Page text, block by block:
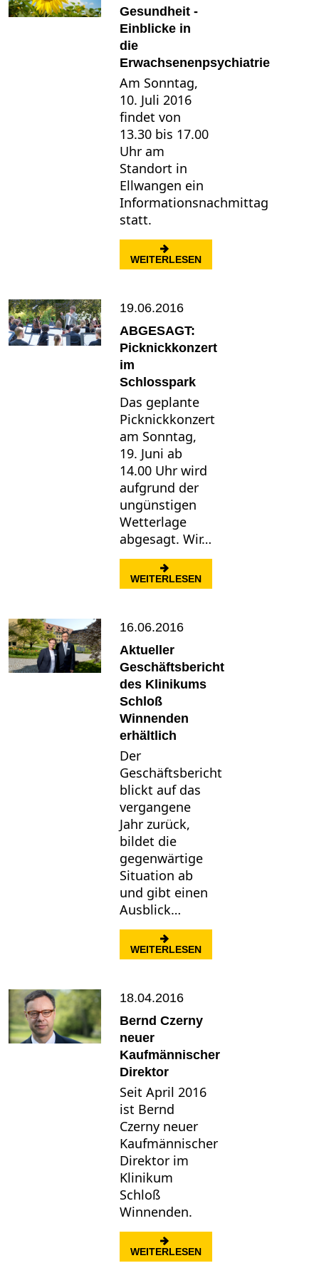
Gesundheit -
Einblicke in
die
Erwachsenenpsychiatrie
Am Sonntag,
10. Juli 2016
findet von
13.30 bis 17.00
Uhr am
Standort in
Ellwangen ein
Informationsnachmittag
statt.
WEITERLESEN: SEELISCHE
19.06.2016
ABGESAGT:
Picknickkonzert
im
Schlosspark
Das geplante
Picknickkonzert
am Sonntag,
19. Juni ab
14.00 Uhr wird
aufgrund der
ungünstigen
Wetterlage
abgesagt. Wir…
WEITERLESEN: ABGESAGT:
16.06.2016
Aktueller
Geschäftsbericht
des Klinikums
Schloß
Winnenden
erhältlich
Der
Geschäftsbericht
blickt auf das
vergangene
Jahr zurück,
bildet die
gegenwärtige
Situation ab
und gibt einen
Ausblick…
WEITERLESEN: AKTUELLER
18.04.2016
Bernd Czerny
neuer
Kaufmännischer
Direktor
Seit April 2016
ist Bernd
Czerny neuer
Kaufmännischer
Direktor im
Klinikum
Schloß
Winnenden.
WEITERLESEN: BERND CZERNY